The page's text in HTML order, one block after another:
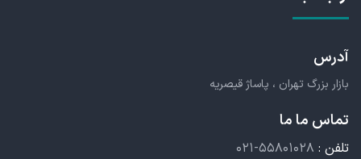
آدرس
بازار بزرگ تهران ، پاساژ قیصریه
تماس ما ما
تلفن : ۰۲۱-۵۵۸۰۱۰۲۸